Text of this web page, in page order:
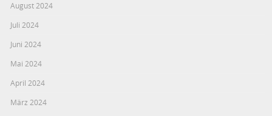
August 2024
Juli 2024
Juni 2024
Mai 2024
April 2024
März 2024